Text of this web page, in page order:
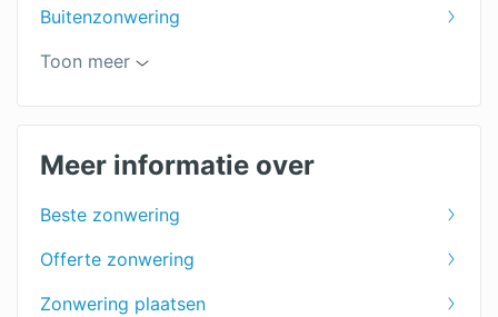
Buitenzonwering
Zonweringspecialist
Zonwering binnenkant
Zonwering voor het terras
Toon meer
Meer informatie over
Beste zonwering
Offerte zonwering
Zonwering plaatsen